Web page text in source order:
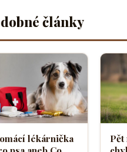
články
lékárnička
Pět